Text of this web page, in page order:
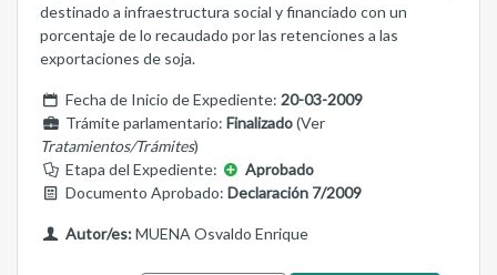
destinado a infraestructura social y financiado con un
porcentaje de lo recaudado por las retenciones a las
exportaciones de soja.
Fecha de Inicio de Expediente: 20-03-2009
Trámite parlamentario: Finalizado(Ver
Tratamientos/Trámites)
Etapa del Expediente:
Aprobado
Documento Aprobado: Declaración 7/2009
Autor/es:MUENA Osvaldo Enrique